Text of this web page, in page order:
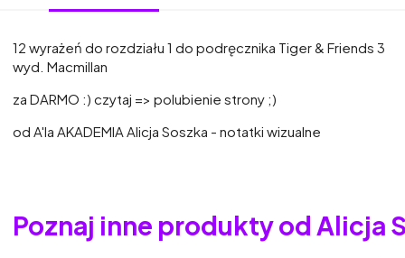
12 wyrażeń do rozdziału 1 do podręcznika Tiger & Friends 3
wyd. Macmillan
za DARMO :) czytaj => polubienie strony ;)
od A'la AKADEMIA Alicja Soszka - notatki wizualne
Poznaj inne produkty od Alicja